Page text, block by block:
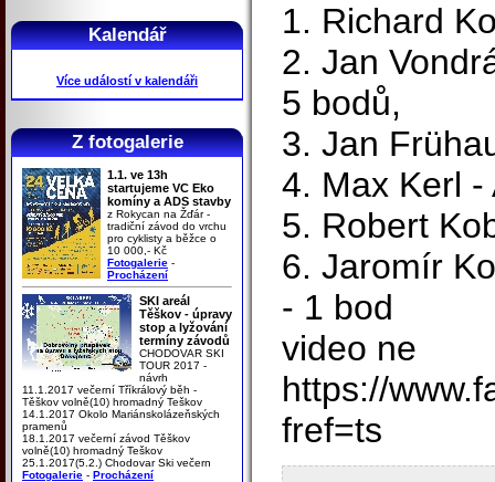
Kalendář
Více událostí v kalendáři
Z fotogalerie
1.1. ve 13h
startujeme VC Eko
komíny a ADS stavby
z Rokycan na Žďár -
tradiční závod do vrchu
pro cyklisty a běžce o
10 000,- Kč
Fotogalerie -
Procházení
SKI areál
Těškov - úpravy
stop a lyžování
termíny závodů
CHODOVAR SKI
TOUR 2017 -
návrh
11.1.2017 večerní Tříkrálový běh -
Těškov volně(10) hromadný Teškov
14.1.2017 Okolo Mariánskolázeňských
pramenů
18.1.2017 večerní závod Těškov
volně(10) hromadný Teškov
25.1.2017(5.2.) Chodovar Ski večern
Fotogalerie - Procházení
1. Richard
2. Jan
5 bodů,
3. Jan
4. Max Kerl -
5. Robert
6. Jaromír
- 1 bod
video ne
https://
fref=ts